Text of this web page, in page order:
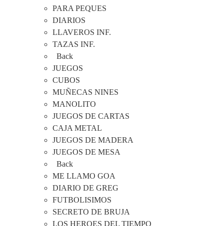
PARA PEQUES
DIARIOS
LLAVEROS INF.
TAZAS INF.
Back
JUEGOS
CUBOS
MUÑECAS NINES
MANOLITO
JUEGOS DE CARTAS
CAJA METAL
JUEGOS DE MADERA
JUEGOS DE MESA
Back
ME LLAMO GOA
DIARIO DE GREG
FUTBOLISIMOS
SECRETO DE BRUJA
LOS HEROES DEL TIEMPO